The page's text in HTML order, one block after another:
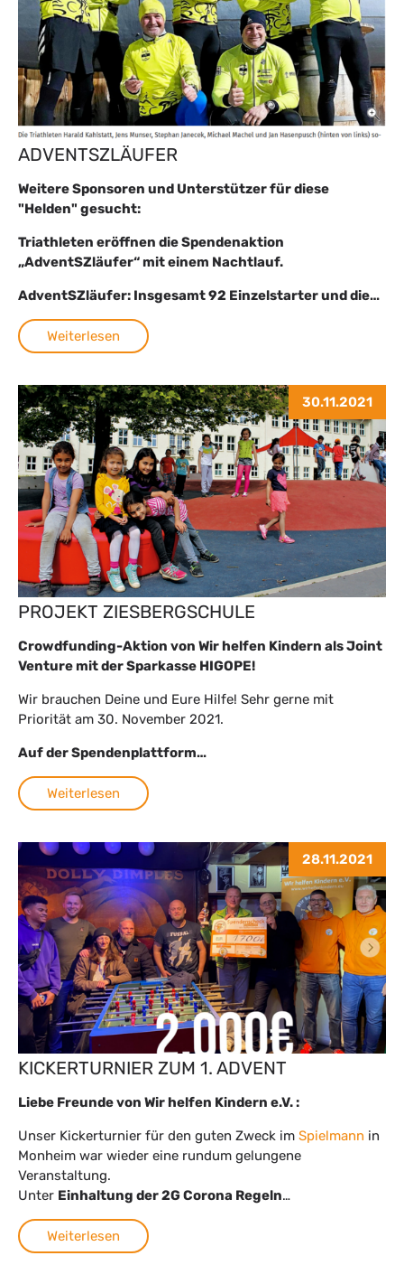
ADVENTSZLÄUFER
Weitere Sponsoren und Unterstützer für diese
"Helden" gesucht:
Triathleten eröffnen die Spendenaktion
„AdventSZläufer“ mit einem Nachtlauf.
AdventSZläufer: Insgesamt 92 Einzelstarter und die…
Weiterlesen
30.11.2021
PROJEKT ZIESBERGSCHULE
Crowdfunding-Aktion von Wir helfen Kindern als Joint
Venture mit der Sparkasse HIGOPE!
Wir brauchen Deine und Eure Hilfe! Sehr gerne mit
Priorität am 30. November 2021.
Auf der Spendenplattform…
Weiterlesen
28.11.2021
KICKERTURNIER ZUM 1. ADVENT
Liebe Freunde von Wir helfen Kindern e.V. :
Unser Kickerturnier für den guten Zweck im Spielmann in
Monheim war wieder eine rundum gelungene
Veranstaltung.
Unter Einhaltung der 2G Corona Regeln…
Weiterlesen